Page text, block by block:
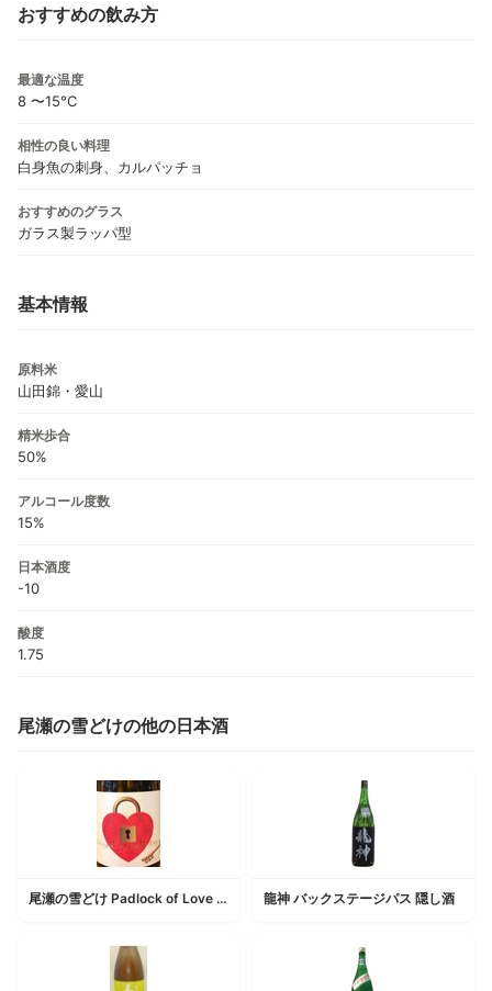
おすすめの飲み方
最適な温度
8 〜15°C
相性の良い料理
白身魚の刺身、カルパッチョ
おすすめのグラス
ガラス製ラッパ型
基本情報
原料米
山田錦・愛山
精米歩合
50%
アルコール度数
15%
日本酒度
-10
酸度
1.75
尾瀬の雪どけの他の日本酒
尾瀬の雪どけ Padlock of Love 愛の南京錠 龍神 バックステージパス 隠し酒